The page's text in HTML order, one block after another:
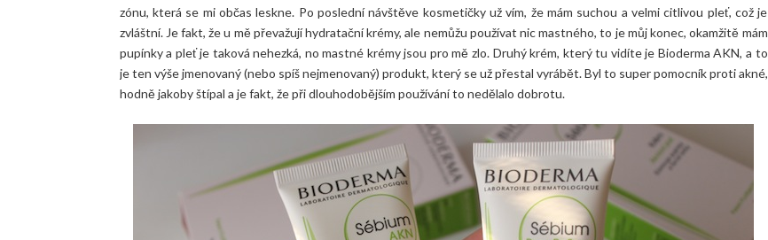
zónu, která se mi občas leskne. Po poslední návštěve kosmetičky už vím, že mám suchou a velmi citlivou pleť, což je
zvláštní. Je fakt, že u mě převažují hydratační krémy, ale nemůžu používat nic mastného, to je můj konec, okamžitě mám
pupínky a pleť je taková nehezká, no mastné krémy jsou pro mě zlo. Druhý krém, který tu vidíte je Bioderma AKN, a to
je ten výše jmenovaný (nebo spíš nejmenovaný) produkt, který se už přestal vyrábět. Byl to super pomocník proti akné,
hodně jakoby štípal a je fakt, že při dlouhodobějším používání to nedělalo dobrotu.